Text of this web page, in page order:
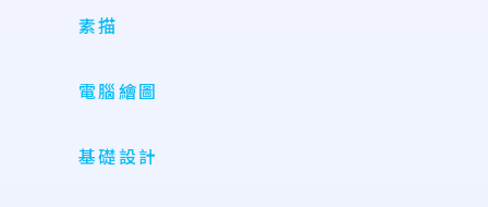
素描
電腦繪圖
基礎設計